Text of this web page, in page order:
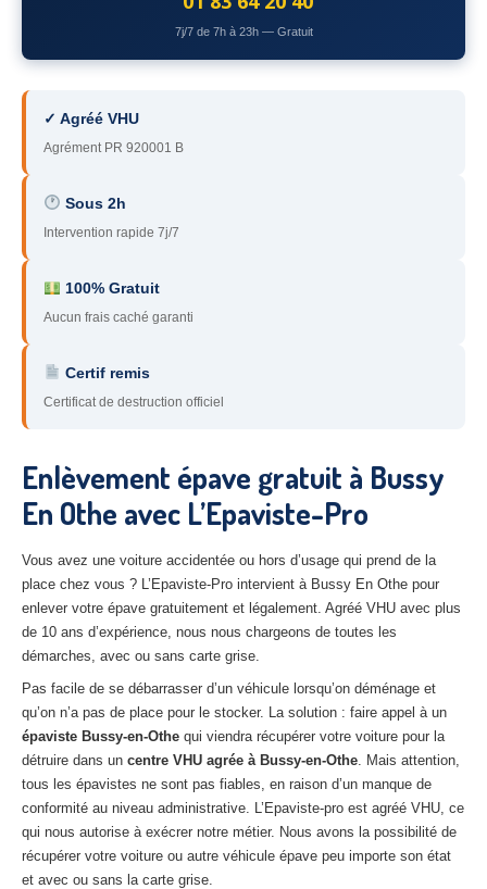
– Yvelines
92– Hauts-de-Seine
93 – Seine-Saint-Denis
94– Val-de-Marne
95 – Val d’Oise
– Essonne
89 – Yonne
51 – Marne
– Eure-et-Loir
27– Eure
– Aube
02– Aisne
Tousles secteurs
CENTRE VHU AGRÉE
Centreagréé VHU Paris 75 : casse auto avec destruction
Centre agréé VHU 77 : casse auto avec destruction
Centre agréé VHU 78 : casse auto avec destruction
Centreagréé VHU 91 : casse auto avec destruction
7j/7 de 7h à 23h — Gratuit
✓ Agréé VHU
Agrément PR 920001 B
Sous 2h
Intervention rapide 7j/7
100% Gratuit
Aucun frais caché garanti
Certif remis
Certificat de destruction officiel
Enlèvement épave gratuit à Bussy
En Othe avec L’Epaviste-Pro
Vous avez une voiture accidentée ou hors d’usage qui prend de la
place chez vous ? L’Epaviste-Pro intervient à Bussy En Othe pour
enlever votre épave gratuitement et légalement. Agréé VHU avec plus
de 10 ans d’expérience, nous nous chargeons de toutes les
démarches, avec ou sans carte grise.
Pas facile de se débarrasser d’un véhicule lorsqu’on déménage et
qu’on n’a pas de place pour le stocker. La solution : faire appel à un
épaviste Bussy-en-Othe qui viendra récupérer votre voiture pour la
détruire dans un centre VHU agrée à Bussy-en-Othe. Mais attention,
tous les épavistes ne sont pas fiables, en raison d’un manque de
conformité au niveau administrative. L’Epaviste-pro est agréé VHU, ce
qui nous autorise à exécrer notre métier. Nous avons la possibilité de
récupérer votre voiture ou autre véhicule épave peu importe son état
et avec ou sans la carte grise.